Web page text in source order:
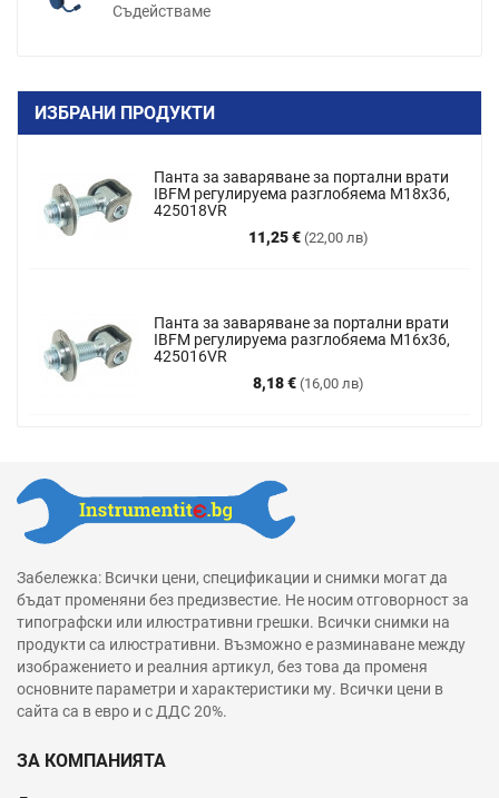
Съдействаме
ИЗБРАНИ ПРОДУКТИ
Панта за заваряване за портални врати
IBFM регулируема разглобяема M18x36,
425018VR
11,25 € (22,00 лв)
Цена
Панта за заваряване за портални врати
IBFM регулируема разглобяема М16х36,
425016VR
8,18 € (16,00 лв)
Цена
Забележка: Всички цени, спецификации и снимки могат да
бъдат променяни без предизвестие. Не носим отговорност за
типографски или илюстративни грешки. Всички снимки на
продукти са илюстративни. Възможно е разминаване между
изображението и реалния артикул, без това да променя
основните параметри и характеристики му. Всички цени в
сайта са в евро и с ДДС 20%.
ЗА КОМПАНИЯТА